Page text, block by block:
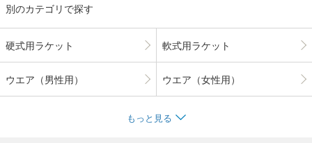
別のカテゴリで探す
硬式用ラケット 軟式用ラケット
ウエア（男性用） ウエア（女性用）
もっと見る